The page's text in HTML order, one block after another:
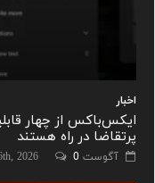
اخبار
ایکس‌باکس از چهار
پرتقاضا در راه هستند
آگوست 6th, 2026 0